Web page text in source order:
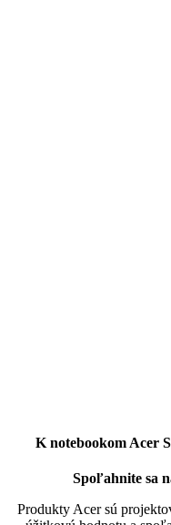
K notebookom Acer
Spoľahnite sa
Produkty Acer sú